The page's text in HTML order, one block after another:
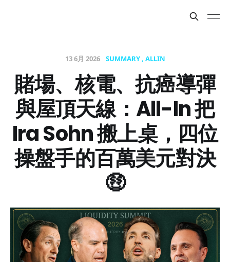
13 6月 2026 SUMMARY ALLIN
賭場、核電、抗癌導彈
與屋頂天線：All-In 把
Ira Sohn 搬上桌，四位
操盤手的百萬美元對決
🤑